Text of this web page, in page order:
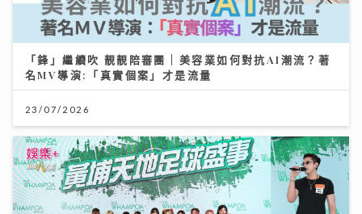
「鋒」繼續吹 靚靚陪審團 | 美容業如何對抗AI潮流？著
名MV導演:「真實個案」才是流量
23/07/2026